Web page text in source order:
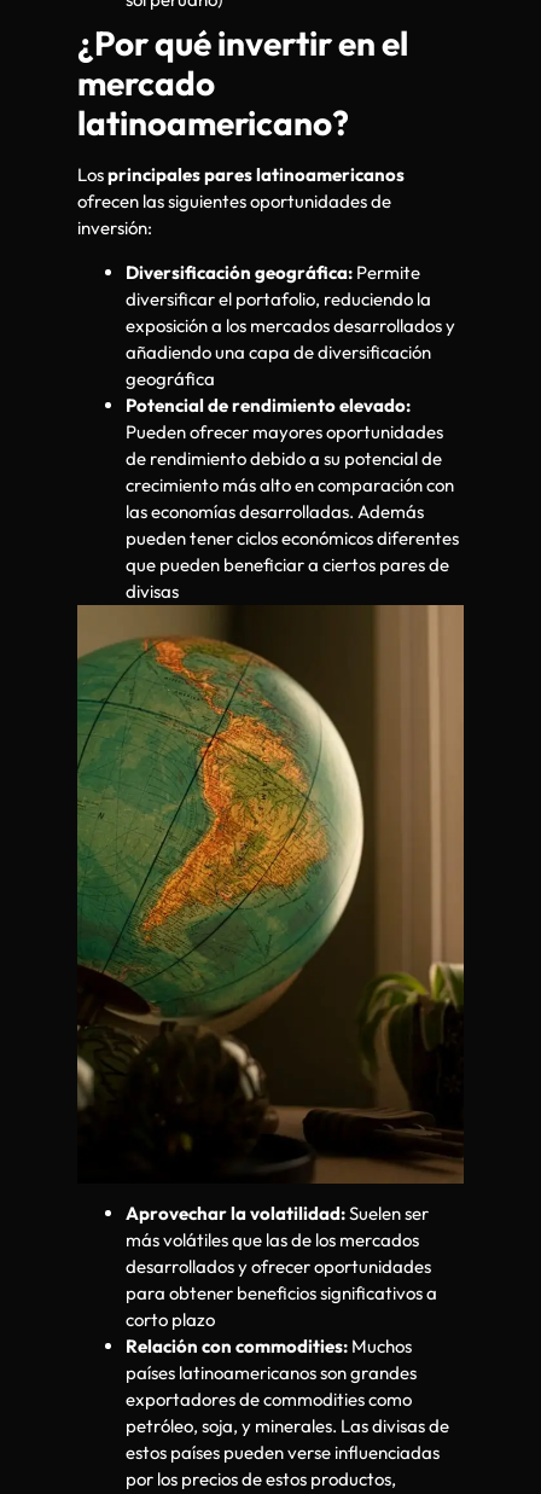
¿Por qué invertir en el
mercado
latinoamericano?
Losprincipales pares latinoamericanos
ofrecen las siguientes oportunidades de
inversión:
Diversificación geográfica: Permite
diversificar el portafolio, reduciendo la
exposición a los mercados desarrollados y
añadiendo una capa de diversificación
geográfica
Potencial de rendimiento elevado:
Pueden ofrecer mayores oportunidades
de rendimiento debido a su potencial de
crecimiento más alto en comparación con
las economías desarrolladas. Además
pueden tener ciclos económicos diferentes
que pueden beneficiar a ciertos pares de
divisas
Aprovechar la volatilidad:Suelen ser
más volátiles que las de los mercados
desarrollados y ofrecer oportunidades
para obtener beneficios significativos a
corto plazo
Relación con commodities: Muchos
países latinoamericanos son grandes
exportadores de commodities como
petróleo, soja, y minerales. Las divisas de
estos países pueden verse influenciadas
por los precios de estos productos,